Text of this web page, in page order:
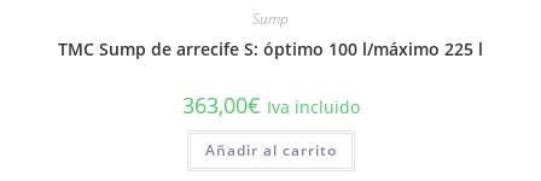
Sump
TMC Sump de arrecife S: óptimo 100 l/máximo 225 l
363,00€ Iva incluido
Añadir al carrito